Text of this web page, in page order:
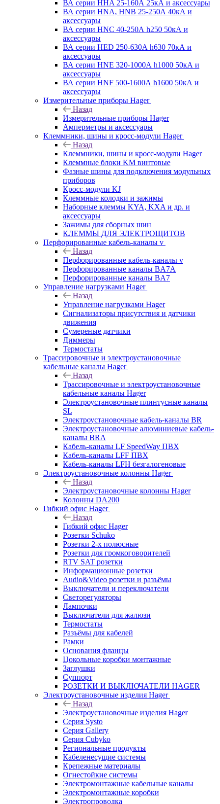
ВА серии HHA 25-160А 25кА и аксессуары
ВА серии HNA, HNB 25-250А 40кА и
аксессуары
ВА серии HNC 40-250А h250 50кА и
аксессуары
ВА серии HED 250-630А h630 70кА и
аксессуары
ВА серии HNE 320-1000А h1000 50кА и
аксессуары
ВА серии HNF 500-1600А h1600 50кА и
аксессуары
Измерительные приборы Hager
Назад
Измерительные приборы Hager
Амперметры и аксессуары
Клеммники, шины и кросс-модули Hager
Назад
Клеммники, шины и кросс-модули Hager
Клеммные блоки KM винтовые
Фазные шины для подключения модульных
приборов
Кросс-модули KJ
Клеммные колодки и зажимы
Наборные клеммы KYA, KXA и др. и
аксессуары
Зажимы для сборных шин
КЛЕММЫ ДЛЯ ЭЛЕКТРОЩИТОВ
Перфорированные кабель-каналы v
Назад
Перфорированные кабель-каналы v
Перфорированные каналы BA7A
Перфорированные каналы BA7
Управление нагрузками Hager
Назад
Управление нагрузками Hager
Сигнализаторы присутствия и датчики
движения
Сумереные датчики
Диммеры
Термостаты
Трассировочные и электроустановочные
кабельные каналы Hager
Назад
Трассировочные и электроустановочные
кабельные каналы Hager
Электроустановочные плинтусные каналы
SL
Электроустановочные кабель-каналы BR
Электроустановочные алюминиевые кабель-
каналы BRA
Кабель-каналы LF SpeedWay ПВХ
Кабель-каналы LFF ПВХ
Кабель-каналы LFH безгалогеновые
Электроустановочные колонны Hager
Назад
Электроустановочные колонны Hager
Колонны DA200
Гибкий офис Hager
Назад
Гибкий офис Hager
Розетки Schuko
Розетки 2-х полюсные
Розетки для громкоговорителей
RTV SAT розетки
Информационные розетки
Audio&Video розетки и разъёмы
Выключатели и переключатели
Светорегуляторы
Лампочки
Выключатели для жалюзи
Термостаты
Разъёмы для кабелей
Рамки
Основания фланцы
Цокольные коробки монтажные
Заглушки
Суппорт
РОЗЕТКИ И ВЫКЛЮЧАТЕЛИ HAGER
Электроустановочные изделия Hager
Назад
Электроустановочные изделия Hager
Серия Systo
Серия Gallery
Серия Cubyko
Региональные продукты
Кабеленесущие системы
Крепежные материалы
Огнестойкие системы
Электромонтажные кабельные каналы
Электромонтажные коробки
Электропроводка